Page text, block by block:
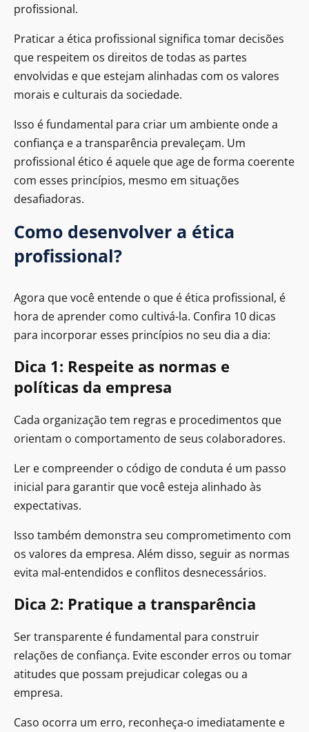
profissional.
Praticar a ética profissional significa tomar decisões
que respeitem os direitos de todas as partes
envolvidas e que estejam alinhadas com os valores
morais e culturais da sociedade.
Isso é fundamental para criar um ambiente onde a
confiança e a transparência prevaleçam. Um
profissional ético é aquele que age de forma coerente
com esses princípios, mesmo em situações
desafiadoras.
Como desenvolver a ética
profissional?
Agora que você entende o que é ética profissional, é
hora de aprender como cultivá-la. Confira 10 dicas
para incorporar esses princípios no seu dia a dia:
Dica 1: Respeite as normas e
políticas da empresa
Cada organização tem regras e procedimentos que
orientam o comportamento de seus colaboradores.
Ler e compreender o código de conduta é um passo
inicial para garantir que você esteja alinhado às
expectativas.
Isso também demonstra seu comprometimento com
os valores da empresa. Além disso, seguir as normas
evita mal-entendidos e conflitos desnecessários.
Dica 2: Pratique a transparência
Ser transparente é fundamental para construir
relações de confiança. Evite esconder erros ou tomar
atitudes que possam prejudicar colegas ou a
empresa.
Caso ocorra um erro, reconheça-o imediatamente e